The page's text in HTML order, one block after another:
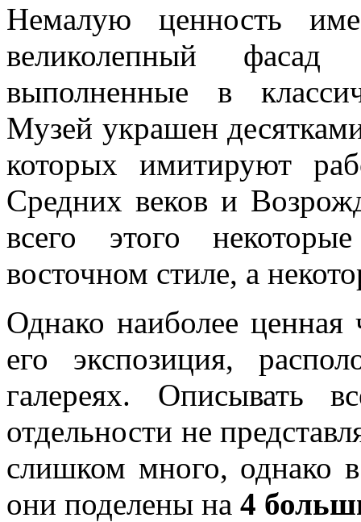
Немалую ценность
великолепный
выполненные в
Музей украшен
которых имитируют
Средних веков и
всего этого
восточном стиле, а
Однако наиболее
его экспозиция,
галереях. Описывать
отдельности не
слишком много, однако
они поделены на 4